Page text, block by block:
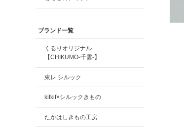
ブランド一覧
くるりオリジナル
【CHIKUMO-千雲-】
東レ シルック
kifkif×シルックきもの
たかはしきもの工房